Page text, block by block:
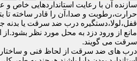
سازنده آن با رعایت استانداردهایی خاص
حرارت،رطوبت و صدا،آن را قادر ساخته تا
قفل،لولا،دستگیره درب ضد سرقت یا بدنه
مانع از ورود دزد به محل مورد نظر
سرقت می گویند.
درب های ضد سرقت از لحاظ فنی و ساختاری